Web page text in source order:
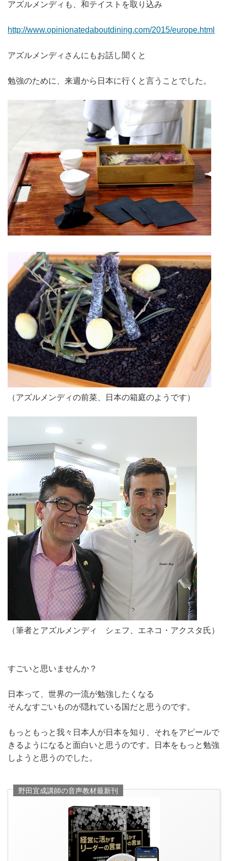
アズルメンディも、和テイストを取り込み
http://www.opinionatedaboutdining.com/2015/europe.html
アズルメンディさんにもお話し聞くと
勉強のために、来週から日本に行くと言うことでした。
（アズルメンディの前菜、日本の箱庭のようです）
（筆者とアズルメンディ シェフ、エネコ・アクスタ氏）
すごいと思いませんか？
日本って、世界の一流が勉強したくなる
そんなすごいものが隠れている国だと思うのです。
もっともっと我々日本人が日本を知り、それをアピールで
きるようになると面白いと思うのです。日本をもっと勉強
しようと思うのでした。
野田宜成講師の音声教材最新刊